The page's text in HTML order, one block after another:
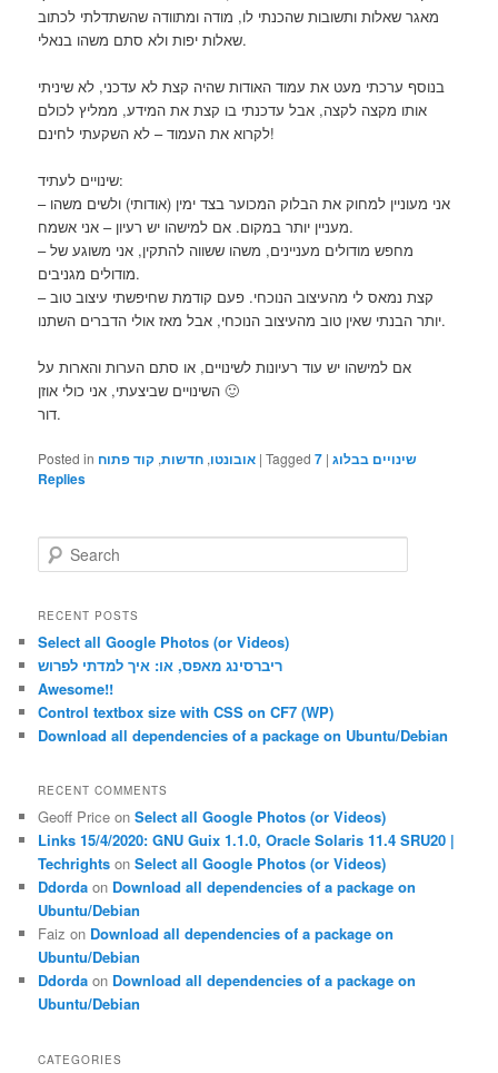
מאגר שאלות ותשובות שהכנתי לו, מודה ומתוודה שהשתדלתי לכתוב
שאלות יפות ולא סתם משהו בנאלי.
בנוסף ערכתי מעט את עמוד האודות שהיה קצת לא עדכני, לא שיניתי
אותו מקצה לקצה, אבל עדכנתי בו קצת את המידע, ממליץ לכולם
לקרוא את העמוד – לא השקעתי לחינם!
שינויים לעתיד:
– אני מעוניין למחוק את הבלוק המכוער בצד ימין (אודותי) ולשים משהו
מעניין יותר במקום. אם למישהו יש רעיון – אני אשמח.
– מחפש מודולים מעניינים, משהו ששווה להתקין, אני משוגע של
מודולים מגניבים.
– קצת נמאס לי מהעיצוב הנוכחי. פעם קודמת שחיפשתי עיצוב טוב
יותר הבנתי שאין טוב מהעיצוב הנוכחי, אבל מאז אולי הדברים השתנו.
אם למישהו יש עוד רעיונות לשינויים, או סתם הערות והארות על
השינויים שביצעתי, אני כולי אוזן 🙂
דור.
Posted in אובונטו, חדשות, קוד פתוח |Tagged שינויים בבלוג |
7
Replies
e
r
h
RECENT POSTS
Select all Google Photos (or Videos)
ריברסינג מאפס, או: איך למדתי לפרוש
Awesome!!
Control textbox size with CSS on CF7 (WP)
Download all dependencies of a package on Ubuntu/Debian
RECENT COMMENTS
Geoff Price onSelect all Google Photos (or Videos)
Links 15/4/2020: GNU Guix 1.1.0, Oracle Solaris 11.4 SRU20 |
Techrights onSelect all Google Photos (or Videos)
Ddorda on Download all dependencies of a package on
Ubuntu/Debian
Faiz on Download all dependencies of a package on
Ubuntu/Debian
Ddorda on Download all dependencies of a package on
Ubuntu/Debian
CATEGORIES